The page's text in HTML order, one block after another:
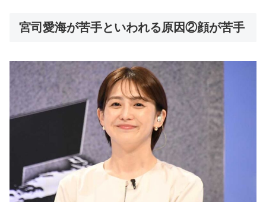
宮司愛海が苦手といわれる原因②顔が苦手